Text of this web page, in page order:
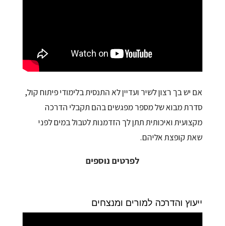
אם יש בך רצון לשיר ועדיין לא התנסית בלימודי פיתוח קול,
סדרת מבוא של מספר מפגשים בהם תקבלי הדרכה
מקצועית ואיכותית תתן לך הזדמנות לטבול במים לפני
שאת קופצת אליהם.
לפרטים נוספים
ייעוץ והדרכה למורים ומנצחים